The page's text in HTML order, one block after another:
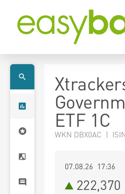
ETF 1C
WKN DBX0AC |
07.08.26 17:36
222,370